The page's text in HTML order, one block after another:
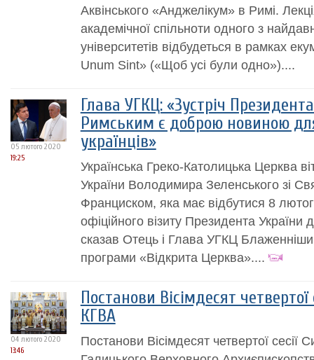
Аквінського «Анджелікум» в Римі.
академічної спільноти одного з
університетів відбудеться в рамках
Unum Sint» («Щоб усі були одно»)....
05 лютого 2020
19:25
Глава УГКЦ: «Зустріч
Римським є доброю новиною
українців»
Українська Греко-Католицька Церква
України Володимира Зеленського зі
Франциском, яка має відбутися 8
офіційного візиту Президента України
сказав Отець і Глава УГКЦ
програми «Відкрита Церква»....
04 лютого 2020
13:46
Постанови Вісімдесят
КГВА
Постанови Вісімдесят четвертої сесії